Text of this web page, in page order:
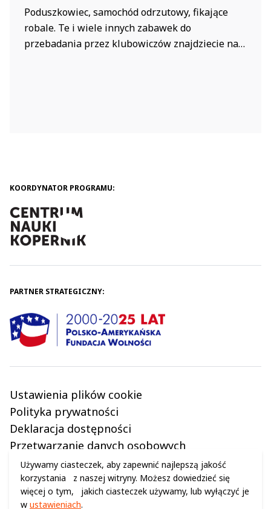
Poduszkowiec, samochód odrzutowy, fikające
robale. Te i wiele innych zabawek do
przebadania przez klubowiczów znajdziecie na
KOORDYNATOR PROGRAMU:
PARTNER STRATEGICZNY:
Ustawienia plików cookie
Polityka prywatności
Deklaracja dostępności
Przetwarzanie danych osobowych
Regulamin
Używamy ciasteczek, aby zapewnić najlepszą jakość
korzystania z naszej witryny. Możesz dowiedzieć się
więcej o tym, jakich ciasteczek używamy, lub wyłączyć je
w ustawieniach.